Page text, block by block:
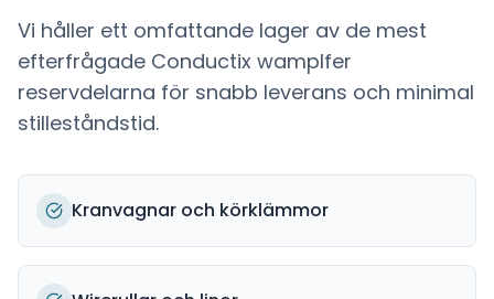
Vi håller ett omfattande lager av de mest
efterfrågade Conductix wamplfer
reservdelarna för snabb leverans och minimal
stilleståndstid.
Kranvagnar och körklämmor